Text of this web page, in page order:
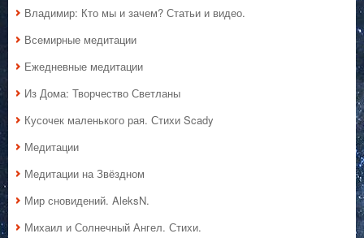
Владимир: Кто мы и зачем? Статьи и видео.
Всемирные медитации
Ежедневные медитации
Из Дома: Творчество Светланы
Кусочек маленького рая. Стихи Scady
Медитации
Медитации на Звёздном
Мир сновидений. AleksN.
Михаил и Солнечный Ангел. Стихи.